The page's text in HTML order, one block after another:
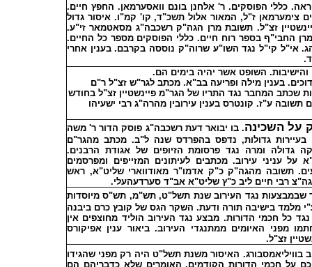
כללי הפוסקים. ר' אלחנן בונם וואסערמאן. החפץ חיים.
צימערמאן ז"ל, המאור אלול תשכ"ד, קו' קמ"ו. איסור גדול
זצ"ל. תשובת מרן הגה"ק רשכבה"ג מסאטמאר זי"ע.
החבי"ף בספר רוח חיים. כללי הפוסקים מספר כל החיים.
אי"ל קי"ל נגד השו"ע שרוה"ק נוססה בקרבם. בענין אחרי
והישיבות. השופט אשר יהיה בימים הם.
בענין מילה ופריעה בב"א. מכתב לגר"ש זצ"ל ר"ם
מכתב עם 15 השגות שכתב המחבר נגד התריו של הגר"מ פיינשטיין זצ"ל בחודש
ע"ז. קונטרס בענין עירובין מהרה"ג רבי ישעיהו
על השכינה. בו יבואר דעת רשכבה"ג פוסק הדור ר' משה
בעיירות גדולות, נדפס בהפרדס שנה ל"ב. מכתב מהגר"ם
גדולה ומרה נגד פרסומת הזיופים של אגודת הרבנים.
על עניני עירוב. מכתבים לעיתונים המזייפים ומפרסמים
תשובה מהגה"ק כ"ק אדמו"ר מאודווארי שליט"א, ראש
רבי חיים ליב כ"ץ שליט"א אב"ד סערדעהעלי.
שבמבצעות נגד העירוב שנת תשל"ט, תש"מ, תש"ס מיוסדות
מלמד בישיבה תורה ודעת. השקר הגס של קובץ כרם ביבנה
כל חכמי הדורות. מבצע נגד העירוב הוליד מחוצפים אין
מפני האיומים ממתנגדי העירוב. ביאור ענין אפיקורס
זצ"ל.
בוויליאמסבורג. האיסור משנת תשל"ט היה רק מפני שהגידו
על חכמי הדורות הקודמים. האומרים שלא כדבריהם הם